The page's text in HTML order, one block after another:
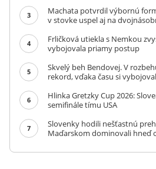
3
Machata potvrdil výbornú
v stovke uspel aj na
4
Frličková utiekla s Nemkou
vybojovala priamy postup
5
Skvelý beh Bendovej. V
rekord, vďaka času si
6
Hlinka Gretzky Cup 2026:
semifinále tímu USA
7
Slovenky hodili nešťastnú
Maďarskom dominovali hneď